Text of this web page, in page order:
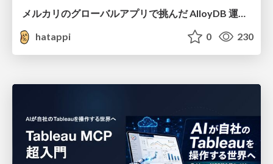
hatappi
0 230